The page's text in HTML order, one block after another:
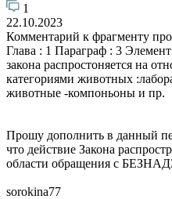
1
22.10.2023
Комментарий к фрагменту
Глава : 1 Параграф : 3
закона распростоняется на
категориями животных
животные -компоньоны и пр.
Прошу дополнить в данный
что действие Закона
области обращения с
sorokina77